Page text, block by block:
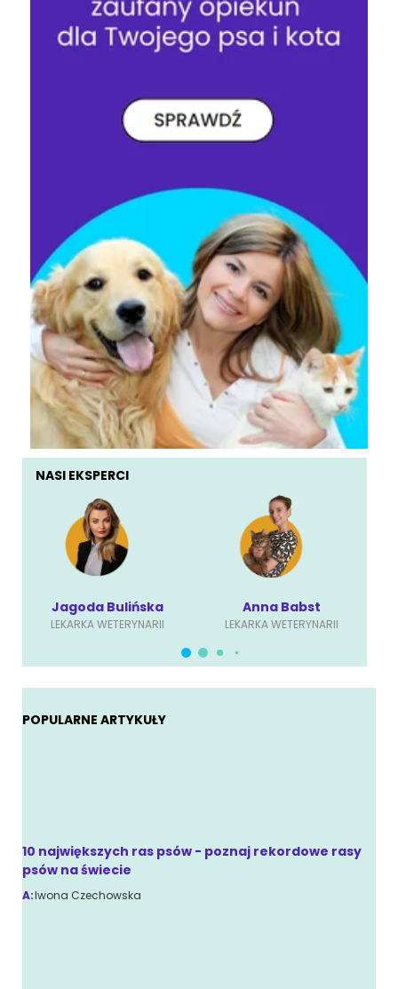
NASI EKSPERCI
Jagoda Bulińska
LEKARKA WETERYNARII
Anna Babst
LEKARKA WETERYNARII
POPULARNE ARTYKUŁY
10 największych ras psów - poznaj rekordowe rasy
psów na świecie
A:Iwona Czechowska